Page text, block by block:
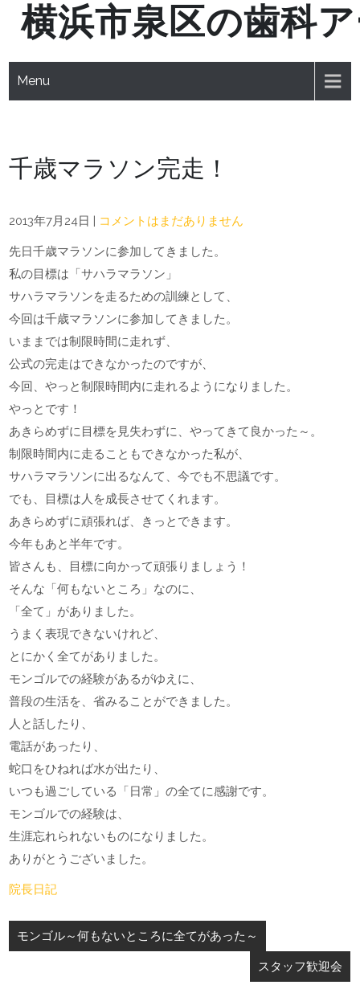
Skip横浜市泉区の歯科
Menu
千歳マラソン完走！
2013年7月24日 | コメントはまだありません
先日千歳マラソンに参加してきました。
私の目標は「サハラマラソン」
サハラマラソンを走るための訓練として、
今回は千歳マラソンに参加してきました。
いままでは制限時間に走れず、
公式の完走はできなかったのですが、
今回、やっと制限時間内に走れるようになりました。
やっとです！
あきらめずに目標を見失わずに、やってきて良かった～。
制限時間内に走ることもできなかった私が、
サハラマラソンに出るなんて、今でも不思議です。
でも、目標は人を成長させてくれます。
あきらめずに頑張れば、きっとできます。
今年もあと半年です。
皆さんも、目標に向かって頑張りましょう！
そんな「何もないところ」なのに、
「全て」がありました。
うまく表現できないけれど、
とにかく全てがありました。
モンゴルでの経験があるがゆえに、
普段の生活を、省みることができました。
人と話したり、
電話があったり、
蛇口をひねれば水が出たり、
いつも過ごしている「日常」の全てに感謝です。
モンゴルでの経験は、
生涯忘れられないものになりました。
ありがとうございました。
院長日記
投
稿
モンゴル～何もないところに全てがあった～
スタッフ歓迎会